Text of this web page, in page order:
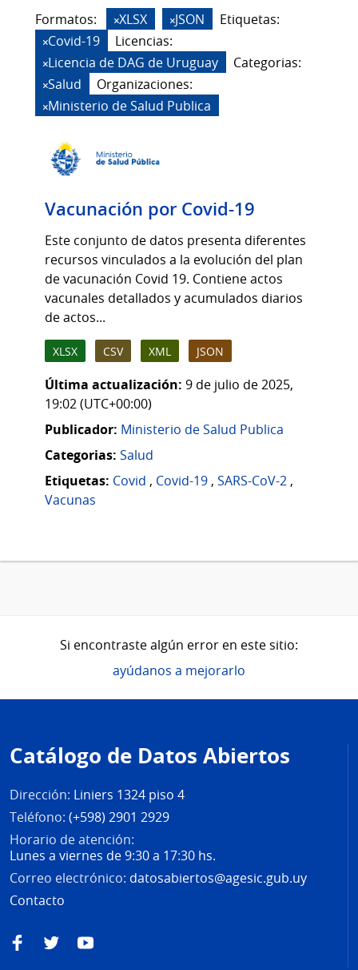
Formatos: XLSX JSON
Etiquetas:
Covid-19
Licencias:
Licencia de DAG de Uruguay
Categorias:
Salud
Organizaciones:
Ministerio de Salud Publica
Vacunación por Covid-19
Este conjunto de datos presenta diferentes
recursos vinculados a la evolución del plan
de vacunación Covid 19. Contiene actos
vacunales detallados y acumulados diarios
de actos...
XLSX CSV XML JSON
Última actualización: 9 de julio de 2025,
19:02 (UTC+00:00)
Publicador: Ministerio de Salud Publica
Categorias: Salud
Etiquetas: Covid , Covid-19 , SARS-CoV-2 ,
Vacunas
Si encontraste algún error en este sitio:
ayúdanos a mejorarlo
de
página
Catálogo de Datos Abiertos
Dirección: Liniers 1324 piso 4
Teléfono: (+598) 2901 2929
Horario de atención:
Lunes a viernes de 9:30 a 17:30 hs.
Correo electrónico: datosabiertos@agesic.gub.uy
Contacto
FacebookTwitterYouTube